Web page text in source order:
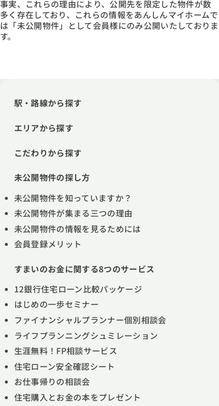
事実、これらの理由により、公開先を限定した物件が数
多く存在しており、これらの情報をあんしんマイホームで
は「未公開物件」として会員様にのみ公開いたしておりま
す。
駅・路線から探す
エリアから探す
こだわりから探す
未公開物件の探し方
未公開物件を知っていますか？
未公開物件が集まる三つの理由
未公開物件の情報を見るためには
会員登録メリット
すまいのお金に関する8つのサービス
12銀行住宅ローン比較パッケージ
はじめの一歩セミナー
ファイナンシャルプランナー個別相談会
ライフプランニングシュミレーション
生涯無料！FP相談サービス
住宅ローン安全確認シート
お仕事帰りの相談会
住宅購入とお金の本をプレゼント